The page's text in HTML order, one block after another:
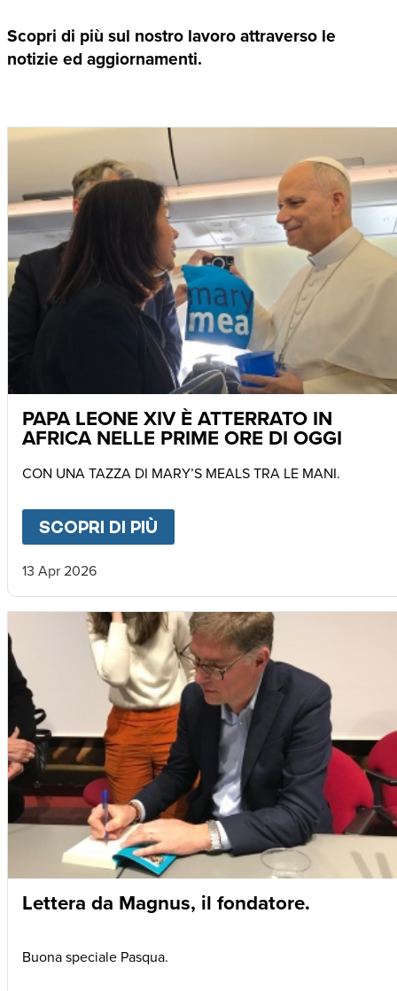
Scopri di più sul nostro lavoro attraverso le
notizie ed aggiornamenti.
PAPA LEONE XIV È ATTERRATO IN
AFRICA NELLE PRIME ORE DI OGGI
CON UNA TAZZA DI MARY’S MEALS TRA LE MANI.
SCOPRI DI PIÙ
13 Apr 2026
Lettera da Magnus, il fondatore.
Buona speciale Pasqua.